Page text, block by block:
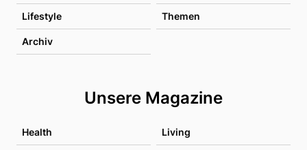
Lifestyle Themen
Archiv
Unsere Magazine
Health Living